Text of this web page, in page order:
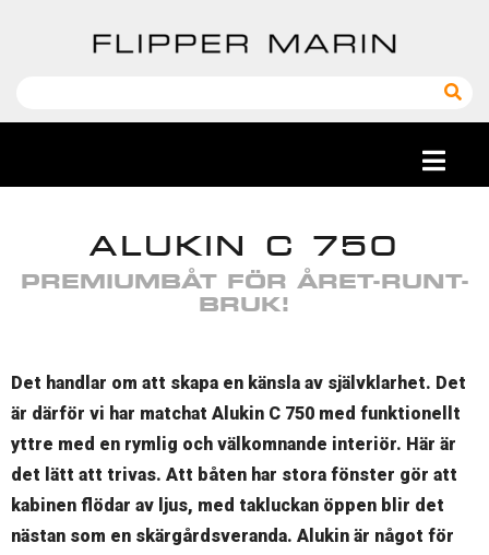
ALUKIN C 750
PREMIUMBÅT FÖR ÅRET-RUNT-
BRUK!
Det handlar om att skapa en känsla av självklarhet. Det
är därför vi har matchat Alukin C 750 med funktionellt
yttre med en rymlig och välkomnande interiör. Här är
det lätt att trivas. Att båten har stora fönster gör att
kabinen flödar av ljus, med takluckan öppen blir det
nästan som en skärgårdsveranda. Alukin är något för